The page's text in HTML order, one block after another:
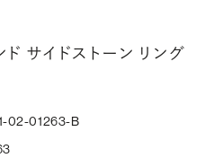
サイドストーン リング
02-01263-B